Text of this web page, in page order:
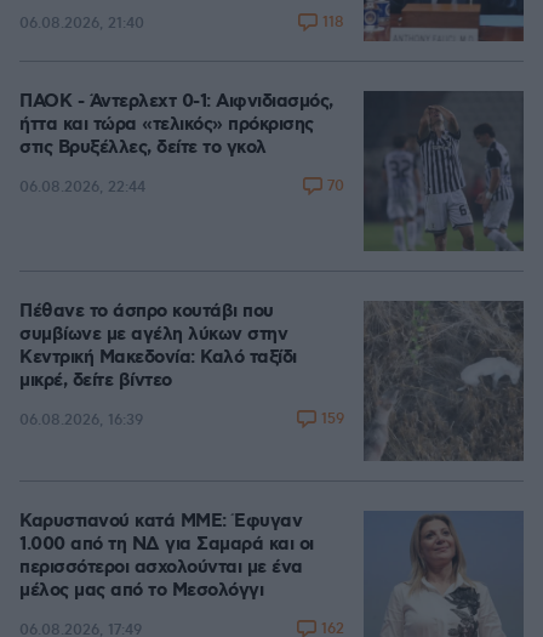
06.08.2026, 21:40 118
ΠΑΟΚ - Άντερλεχτ 0-1: Αιφνιδιασμός,
ήττα και τώρα «τελικός» πρόκρισης
στις Βρυξέλλες, δείτε το γκολ
06.08.2026, 22:44 70
Πέθανε το άσπρο κουτάβι που
συμβίωνε με αγέλη λύκων στην
Κεντρική Μακεδονία: Καλό ταξίδι
μικρέ, δείτε βίντεο
06.08.2026, 16:39 159
Καρυστιανού κατά ΜΜΕ: Έφυγαν
1.000 από τη ΝΔ για Σαμαρά και οι
περισσότεροι ασχολούνται με ένα
μέλος μας από το Μεσολόγγι
06.08.2026, 17:49 162